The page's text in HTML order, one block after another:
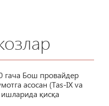
гача Бош провайдер
асосан (Tas-IX va
қисқа